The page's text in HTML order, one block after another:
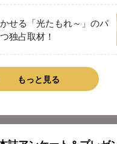
せる「光たもれ～」のパ
独占取材！
もっと見る